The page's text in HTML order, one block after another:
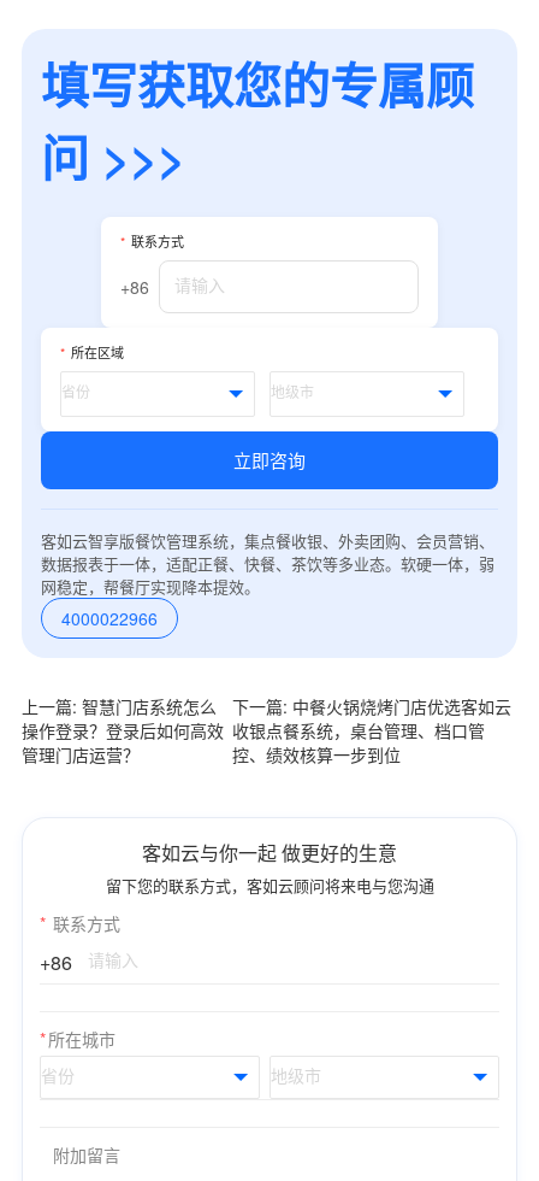
填写获取您的专属顾
问 >>>
* 联系方式
+86
* 所在区域
立即咨询
客如云智享版餐饮管理系统，集点餐收银、外卖团购、会员营销、
数据报表于一体，适配正餐、快餐、茶饮等多业态。软硬一体，弱
网稳定，帮餐厅实现降本提效。
4000022966
上一篇: 智慧门店系统怎么
操作登录？登录后如何高效
管理门店运营？
下一篇: 中餐火锅烧烤门店优选客如云
收银点餐系统，桌台管理、档口管
控、绩效核算一步到位
客如云与你一起 做更好的生意
留下您的联系方式，客如云顾问将来电与您沟通
* 联系方式
+86
*所在城市
附加留言